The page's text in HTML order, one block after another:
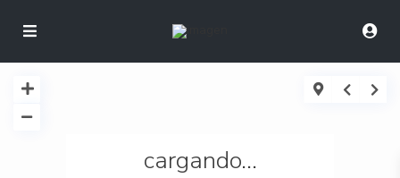
cargando...